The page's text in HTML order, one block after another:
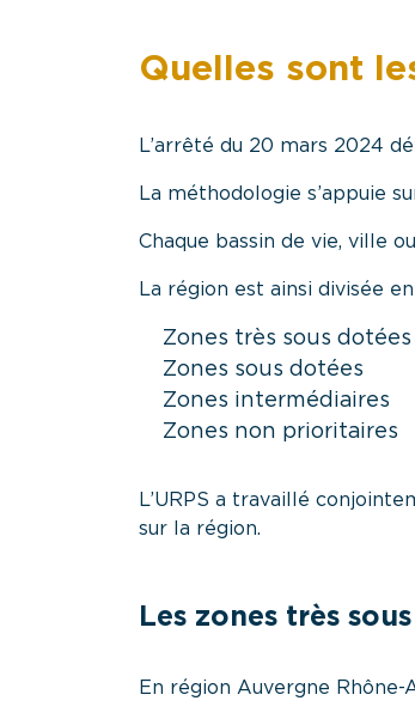
Quelles sont
L’arrêté du 20 mars 2024
La méthodologie s’appuie
Chaque bassin de vie, ville
La région est ainsi divisée
Zones très sous dotées
Zones sous dotées
Zones intermédiaires
Zones non prioritaires
L’URPS a travaillé
sur la région.
Les zones très
En région Auvergne Rhône-